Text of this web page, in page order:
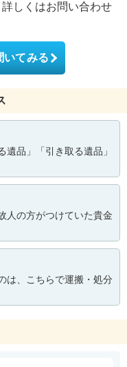
しくはお問い合わせ
いてみる
遺品」「引き取る遺品」
人の方がつけていた貴金
は、こちらで運搬・処分